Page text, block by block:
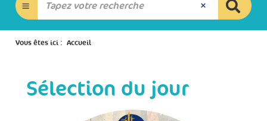
Vous êtes ici : Accueil
Sélection du jour